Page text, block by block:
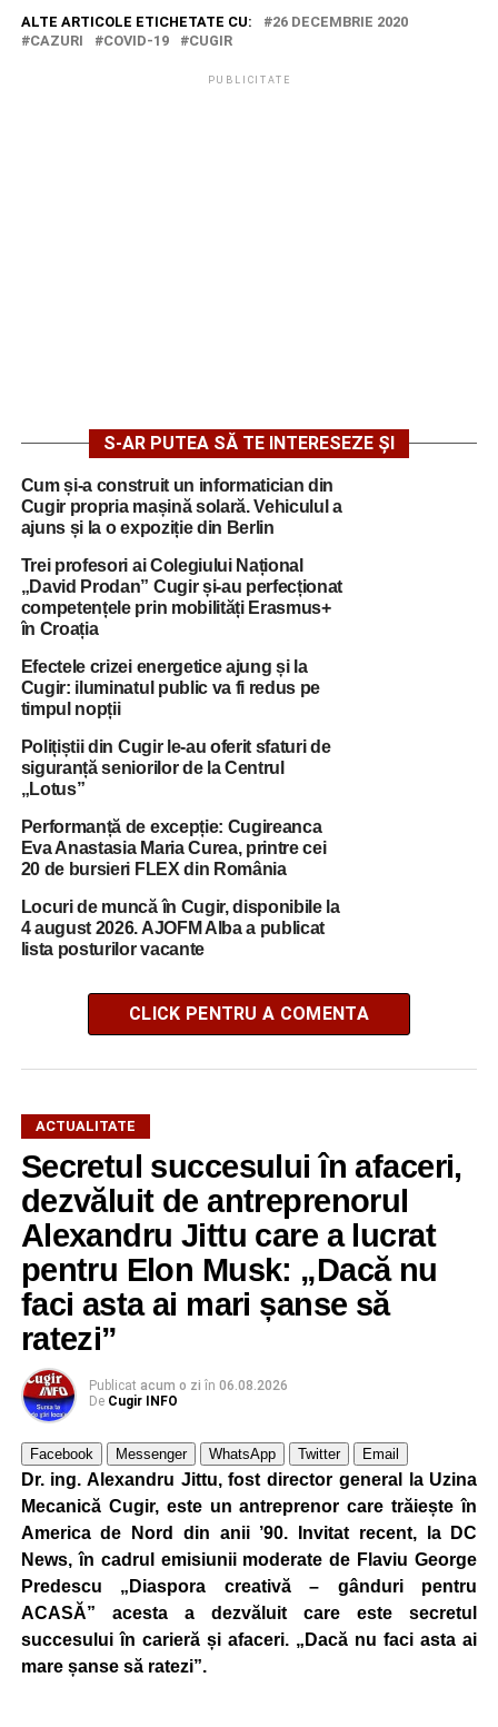
ALTE ARTICOLE ETICHETATE CU:
26 DECEMBRIE 2020
CAZURI
COVID-19 CUGIR
PUBLICITATE
S-AR PUTEA SĂ TE INTERESEZE ȘI
Cum și-a construit un informatician din
Cugir propria mașină solară. Vehiculul a
ajuns și la o expoziție din Berlin
Trei profesori ai Colegiului Național
„David Prodan” Cugir și-au perfecționat
competențele prin mobilități Erasmus+
în Croația
Efectele crizei energetice ajung și la
Cugir: iluminatul public va fi redus pe
timpul nopții
Polițiștii din Cugir le-au oferit sfaturi de
siguranță seniorilor de la Centrul
„Lotus”
Performanță de excepție: Cugireanca
Eva Anastasia Maria Curea, printre cei
20 de bursieri FLEX din România
Locuri de muncă în Cugir, disponibile la
4 august 2026. AJOFM Alba a publicat
lista posturilor vacante
CLICK PENTRU A COMENTA
ACTUALITATE
Secretul succesului în afaceri,
dezvăluit de antreprenorul
Alexandru Jittu care a lucrat
pentru Elon Musk: „Dacă nu
faci asta ai mari șanse să
ratezi”
Publicat acum o zi în 06.08.2026
De Cugir INFO
Facebook Messenger WhatsApp Twitter Email
Dr. ing. Alexandru Jittu, fost director general la Uzina
Mecanică Cugir, este un antreprenor care trăiește în
America de Nord din anii ’90. Invitat recent, la DC
News, în cadrul emisiunii moderate de Flaviu George
Predescu „Diaspora creativă – gânduri pentru
ACASĂ” acesta a dezvăluit care este secretul
succesului în carieră și afaceri. „Dacă nu faci asta ai
mare șanse să ratezi”.